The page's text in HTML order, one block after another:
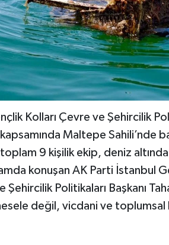
Kolları Çevre ve Şehircilik
Maltepe Sahili’nde
toplam 9 kişilik ekip, deniz
konuşan AK Parti İstanbul
Şehircilik Politikaları Başkanı
değil, vicdani ve